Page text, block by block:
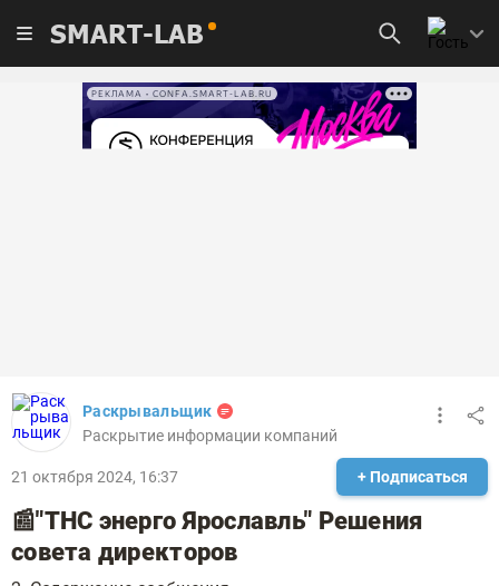
SMART-LAB
РЕКЛАМА • CONFA.SMART-LAB.RU
Раскрывальщик
Раскрытие информации компаний
21 октября 2024, 16:37 + Подписаться
📰"ТНС энерго Ярославль" Решения
совета директоров